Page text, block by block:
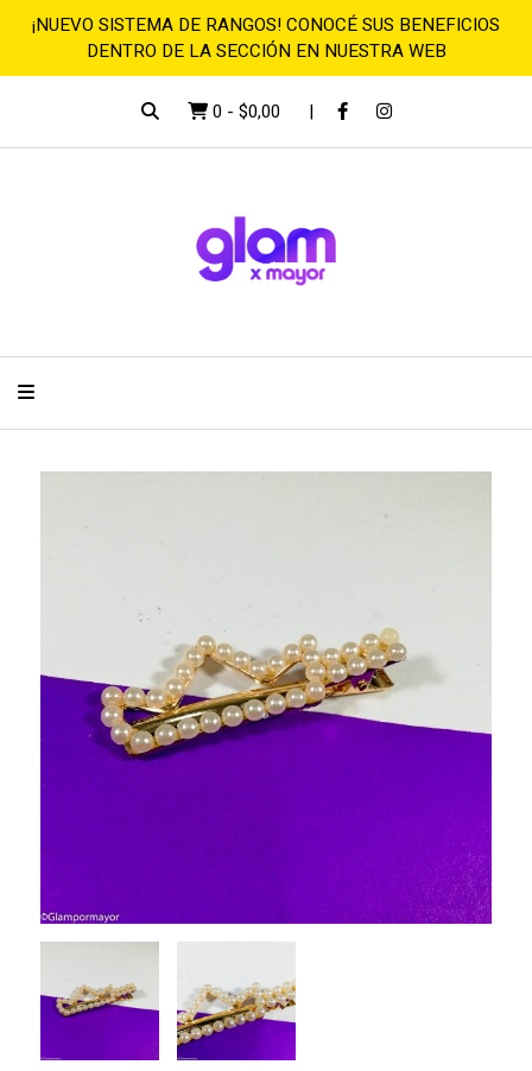
¡NUEVO SISTEMA DE RANGOS! CONOCÉ SUS BENEFICIOS
DENTRO DE LA SECCIÓN EN NUESTRA WEB
0 - $0,00